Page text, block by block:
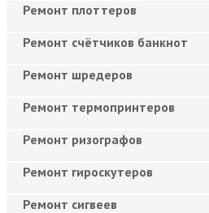
Ремонт плоттеров
Ремонт счётчиков банкнот
Ремонт шредеров
Ремонт термопринтеров
Ремонт ризографов
Ремонт гироскутеров
Ремонт сигвеев